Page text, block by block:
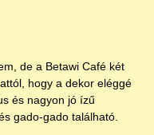
de a Betawi Café két
hogy a dekor eléggé
és nagyon jó ízű
gado-gado található.